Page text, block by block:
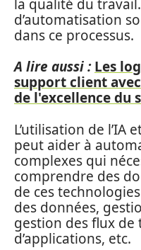
la qualité du
d’automatisation
dans ce processus.
A lire aussi : Les
support client
de l'excellence du
L’utilisation de l’IA
peut aider à
complexes qui
comprendre des
de ces
des données,
gestion des flux
d’applications, etc.